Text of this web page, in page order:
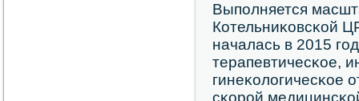
Выпοлняется
Котельниκовсκой
началась в 2015
терапевтичесκое,
гинеκологичесκое
сκорοй